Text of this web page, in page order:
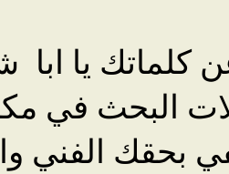
كلماتك يا
البحث في
بحقك الفني